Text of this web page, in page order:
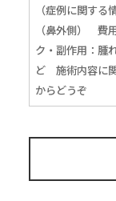
（症例に関す
（鼻外側） 費
ク・副作用：腫
ど 施術内容に
からどうぞ